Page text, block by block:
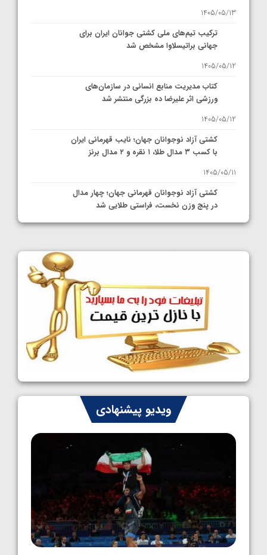
1405/05/13
ترکیب تیم‌های ملی کشتی جوانان ایران برای
جهانی براتیسلاوا مشخص شد
1405/05/12
کتاب مدیریت منابع انسانی در سازمان‌های
ورزشی اثر علیرضا ده بزرگی منتشر شد
1405/05/12
کشتی آزاد نوجوانان جهان؛ نایب قهرمانی ایران
با کسب ۳ مدال طلا، ۱ نقره و ۲ مدال برنز
1405/05/11
کشتی آزاد نوجوانان قهرمانی جهان؛ چهار مدال
در پنج وزن نخست، فراستی طلایی شد
1405/05/11
کشتی آزاد نوجوانان جهان؛ رقبای نمایندگان
ایران مشخص شدند
1405/05/08
کشتی فرنگی نوجوانان جهان؛ سکوی تیمی
سوم برای ایران
1405/05/07
ایران چشم به راه چهار مدال در پنج وزن دوم
کشتی فرنگی نوجوانان جهان
1405/05/06
ویدیو پیشنهادی